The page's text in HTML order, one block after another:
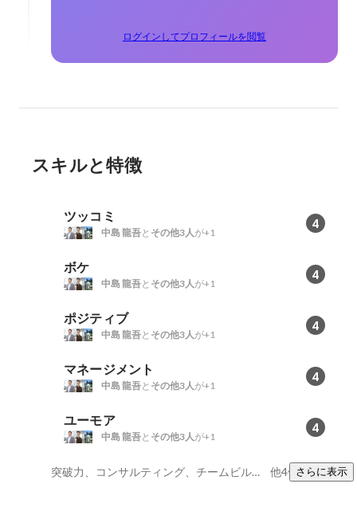
ログインしてプロフィールを閲覧
スキルと特徴
ツッコミ 4
中島 龍吾と その他3人が+1
ボケ 4
中島 龍吾と その他3人が+1
ポジティブ 4
中島 龍吾と その他3人が+1
マネージメント 4
中島 龍吾と その他3人が+1
ユーモア 4
中島 龍吾と その他3人が+1
突破力、コンサルティング、チームビルディング 他4件さらに表示